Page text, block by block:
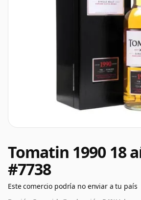
Tomatin 1990 18
#7738
Este comercio podría no enviar a tu país